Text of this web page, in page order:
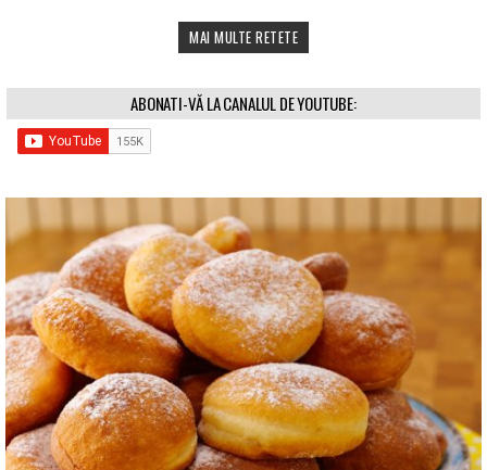
MAI MULTE RETETE
ABONATI-VĂ LA CANALUL DE YOUTUBE: